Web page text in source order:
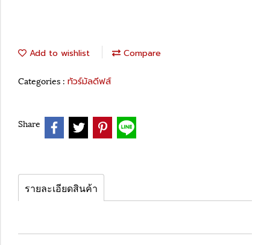
Add to wishlist Compare
Categories : ทัวร์มัลดีฟส์
Share
รายละเอียดสินค้า